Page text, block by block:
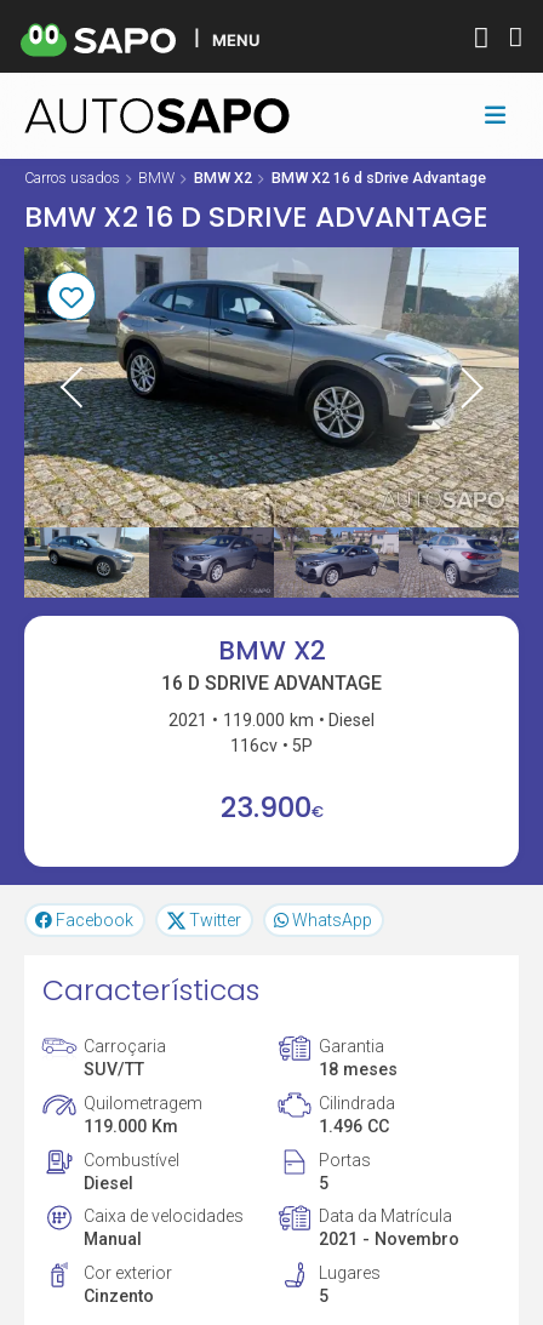
MENU
Carros usados BMW BMW X2 BMW X2 16 d sDrive Advantage
BMW X2 16 D SDRIVE ADVANTAGE
BMW X2
16 D SDRIVE ADVANTAGE
2021 119.000 km
Diesel
116cv
5P
23.900€
Facebook Twitter WhatsApp
Características
Carroçaria
SUV/TT
Garantia
18 meses
Quilometragem
119.000 Km
Cilindrada
1.496 CC
Combustível
Diesel
Portas
5
Caixa de velocidades
Manual
Data da Matrícula
2021 - Novembro
Cor exterior
Cinzento
Lugares
5